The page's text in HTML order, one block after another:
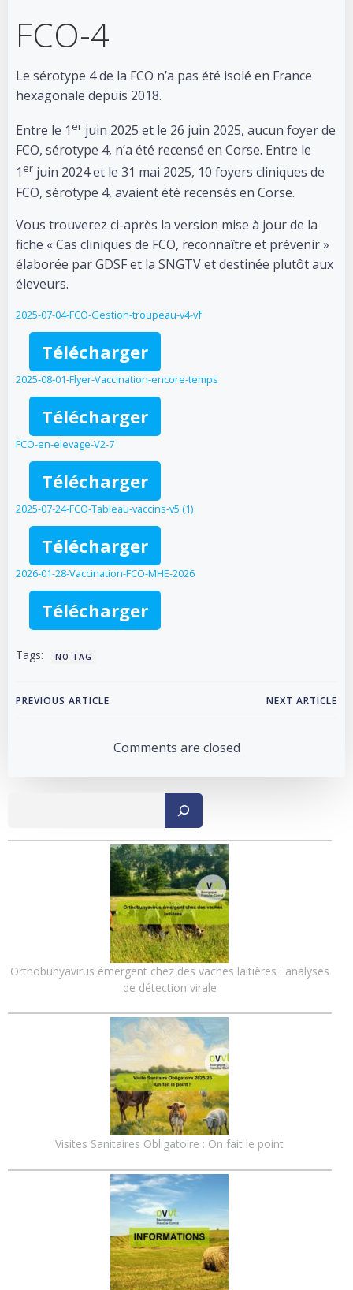
FCO-4
Le sérotype 4 de la FCO n’a pas été isolé en France
hexagonale depuis 2018.
Entre le 1er juin 2025 et le 26 juin 2025, aucun foyer de
FCO, sérotype 4, n’a été recensé en Corse. Entre le
1er juin 2024 et le 31 mai 2025, 10 foyers cliniques de
FCO, sérotype 4, avaient été recensés en Corse.
Vous trouverez ci-après la version mise à jour de la
fiche « Cas cliniques de FCO, reconnaître et prévenir »
élaborée par GDSF et la SNGTV et destinée plutôt aux
éleveurs.
2025-07-04-FCO-Gestion-troupeau-v4-vf
Télécharger
2025-08-01-Flyer-Vaccination-encore-temps
Télécharger
FCO-en-elevage-V2-7
Télécharger
2025-07-24-FCO-Tableau-vaccins-v5 (1)
Télécharger
2026-01-28-Vaccination-FCO-MHE-2026
Télécharger
Tags: NO TAG
Post
navigation
PREVIOUS ARTICLE
navigation
NEXT ARTICLE
Comments are closed
Orthobunyavirus émergent chez des vaches laitières : analyses
de détection virale
Visites Sanitaires Obligatoire : On fait le point